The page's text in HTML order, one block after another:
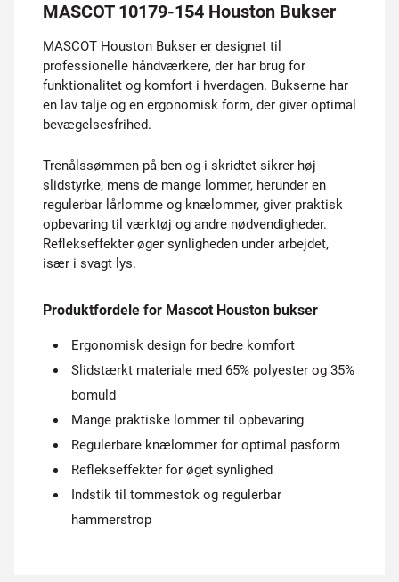
MASCOT 10179-154 Houston Bukser
MASCOT Houston Bukser er designet til
professionelle håndværkere, der har brug for
funktionalitet og komfort i hverdagen. Bukserne har
en lav talje og en ergonomisk form, der giver optimal
bevægelsesfrihed.
Trenålssømmen på ben og i skridtet sikrer høj
slidstyrke, mens de mange lommer, herunder en
regulerbar lårlomme og knælommer, giver praktisk
opbevaring til værktøj og andre nødvendigheder.
Reflekseffekter øger synligheden under arbejdet,
især i svagt lys.
Produktfordele for Mascot Houston bukser
Ergonomisk design for bedre komfort
Slidstærkt materiale med 65% polyester og 35%
bomuld
Mange praktiske lommer til opbevaring
Regulerbare knælommer for optimal pasform
Reflekseffekter for øget synlighed
Indstik til tommestok og regulerbar
hammerstrop